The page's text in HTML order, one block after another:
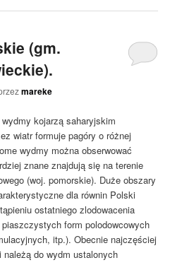
(gm.
mareke
kojarzą saharyjskim
wiatr formuje pagóry o różnej
wydmy można obserwować
znane znajdują się na terenie
(woj. pomorskie). Duże obszary
dla równin Polski
ostatniego zlodowacenia
form polodowcowych
itp.). Obecnie najczęściej
do wydm ustalonych